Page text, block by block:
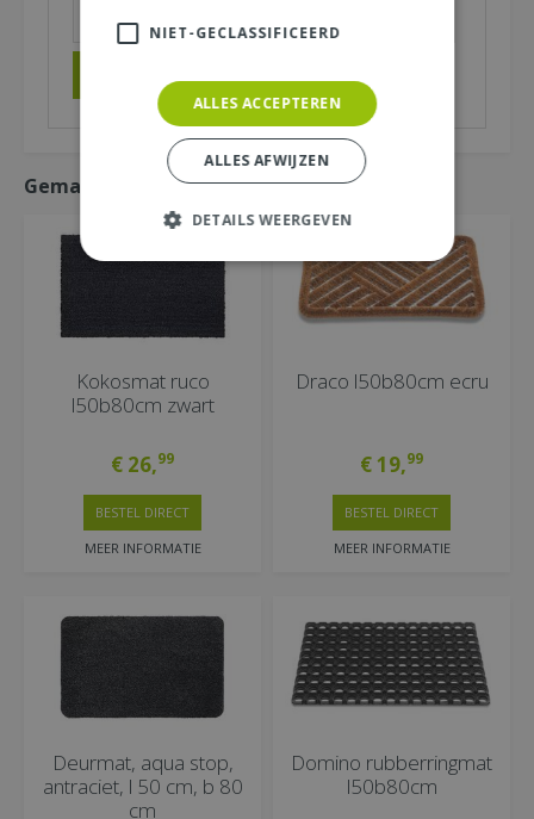
Gemakkelijk mee bestellen
Kokosmat ruco
l50b80cm zwart
€ 26,99
MEER INFORMATIE
BESTEL DIRECT
Draco l50b80cm ecru
€19,99
MEER INFORMATIE
BESTEL DIRECT
Deurmat, aqua stop,
antraciet, l 50 cm, b 80
cm
Domino rubberringmat
l50b80cm
NIET-GECLASSIFICEERD
ALLES ACCEPTEREN
ALLES AFWIJZEN
DETAILS WEERGEVEN